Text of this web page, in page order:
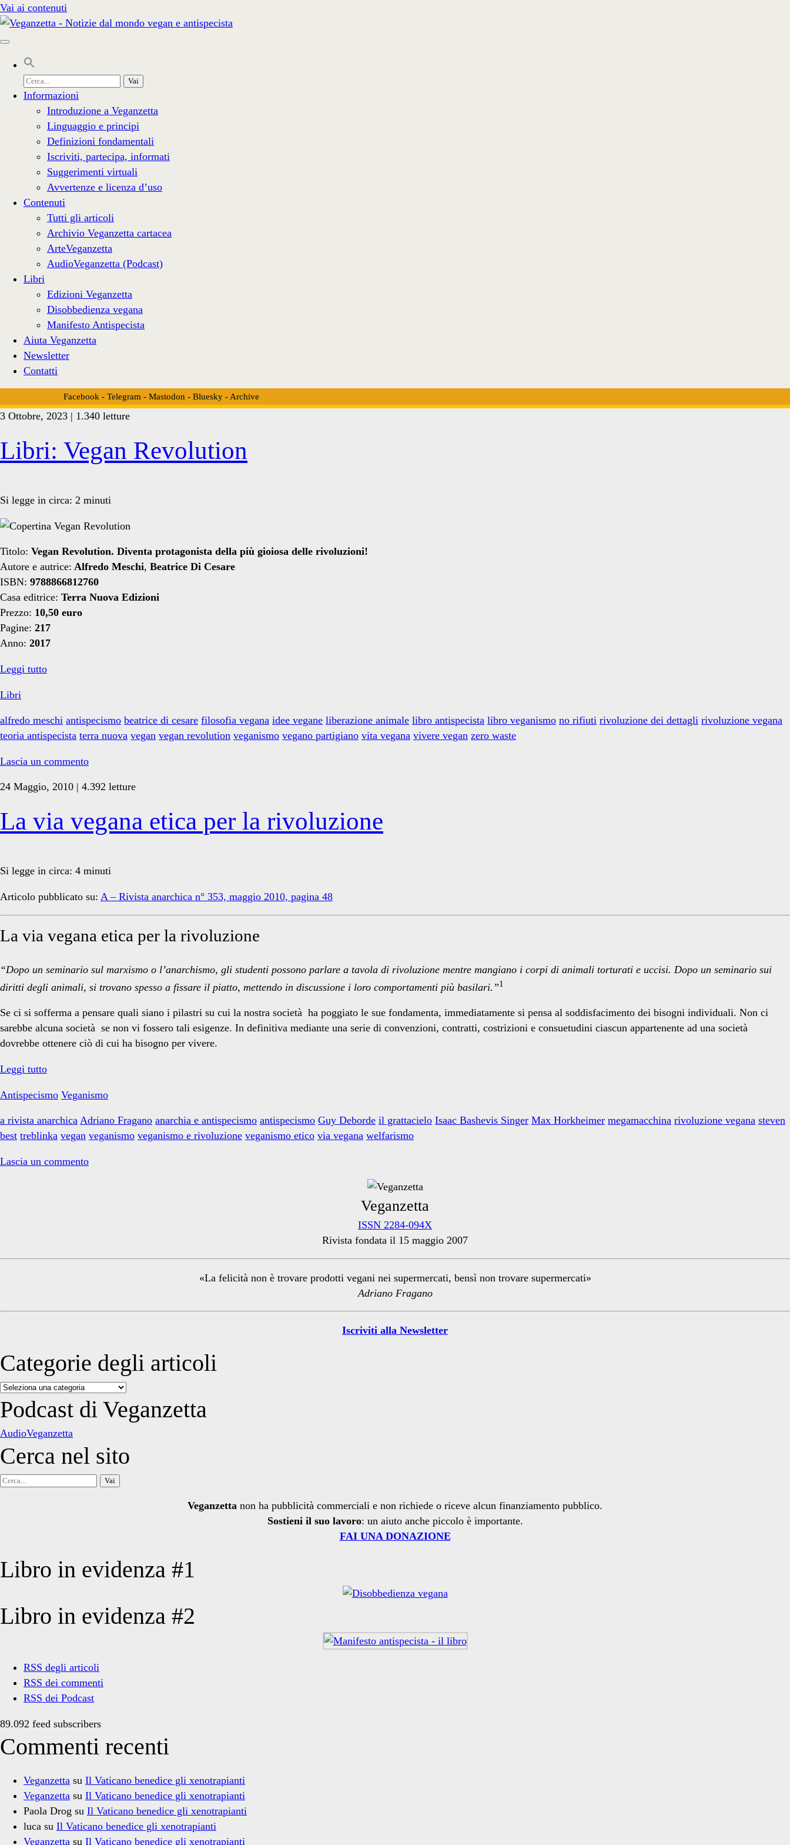
Vai ai contenuti
Cerca
per:
Informazioni
Introduzione a Veganzetta
Linguaggio e principi
Definizioni fondamentali
Iscriviti, partecipa, informati
Suggerimenti virtuali
Avvertenze e licenza d’uso
Contenuti
Tutti gli articoli
Archivio Veganzetta cartacea
ArteVeganzetta
AudioVeganzetta (Podcast)
Libri
Edizioni Veganzetta
Disobbedienza vegana
Manifesto Antispecista
Aiuta Veganzetta
Newsletter
Contatti
Facebook - Telegram - Mastodon - Bluesky- Archive
Tag:
vegana</span>
3 Ottobre, 2023 | 1.340 letture
Libri: Vegan Revolution
Si legge in circa: 2 minuti
Titolo: Vegan Revolution. Diventa protagonista della più gioiosa delle rivoluzioni!
Autore e autrice: Alfredo Meschi, Beatrice Di Cesare
ISBN: 9788866812760
Casa editrice: Terra Nuova Edizioni
Prezzo: 10,50 euro
Pagine: 217
Anno: 2017
Leggi tuttoLibri:
Libri
alfredo meschi antispecismo beatrice di cesare filosofia vegana idee vegane liberazione animale libro antispecista libro veganismo no rifiuti rivoluzione dei dettagli rivoluzione vegana
teoria antispecista terra nuova vegan vegan revolution veganismo vegano partigiano vita vegana vivere vegan zero waste
Lascia un commento
24 Maggio, 2010 | 4.392 letture
La via vegana etica per la rivoluzione
Si legge in circa: 4 minuti
Articolo pubblicato su: A – Rivista anarchica n° 353, maggio 2010, pagina 48
La via vegana etica per la rivoluzione
“Dopo un seminario sul marxismo o l’anarchismo, gli studenti possono parlare a tavola di rivoluzione mentre mangiano i corpi di animali torturati e uccisi. Dopo un seminario sui
diritti degli animali, si trovano spesso a fissare il piatto, mettendo in discussione i loro comportamenti più basilari.”1
Se ci si sofferma a pensare quali siano i pilastri su cui la nostra società ha poggiato le sue fondamenta, immediatamente si pensa al soddisfacimento dei bisogni individuali. Non ci
sarebbe alcuna società se non vi fossero tali esigenze. In definitiva mediante una serie di convenzioni, contratti, costrizioni e consuetudini ciascun appartenente ad una società
dovrebbe ottenere ciò di cui ha bisogno per vivere.
Leggi tuttoLa
vegana
etica
per
rivoluzione
Antispecismo Veganismo
a rivista anarchica Adriano Fragano anarchia e antispecismo antispecismo Guy Deborde il grattacielo Isaac Bashevis Singer Max Horkheimer megamacchina rivoluzione vegana steven
best treblinka vegan veganismo veganismo e rivoluzione veganismo etico via vegana welfarismo
Lascia un commento
Sidebar
Veganzetta
ISSN 2284-094X
Rivista fondata il 15 maggio 2007
«La felicità non è trovare prodotti vegani nei supermercati, bensì non trovare supermercati»
Adriano Fragano
Iscriviti alla Newsletter
Categorie degli articoli
Categorie
degli
articoli
Podcast di Veganzetta
AudioVeganzetta
Cerca nel sito
Cerca
Veganzetta non ha pubblicità commerciali e non richiede o riceve alcun finanziamento pubblico.
Sostieni il suo lavoro: un aiuto anche piccolo è importante.
FAI UNA DONAZIONE
Libro in evidenza #1
Libro in evidenza #2
RSS degli articoli
RSS dei commenti
RSS dei Podcast
89.092 feed subscribers
Commenti recenti
Veganzetta su Il Vaticano benedice gli xenotrapianti
Veganzetta su Il Vaticano benedice gli xenotrapianti
Paola Drog su Il Vaticano benedice gli xenotrapianti
luca su Il Vaticano benedice gli xenotrapianti
Veganzetta su Il Vaticano benedice gli xenotrapianti